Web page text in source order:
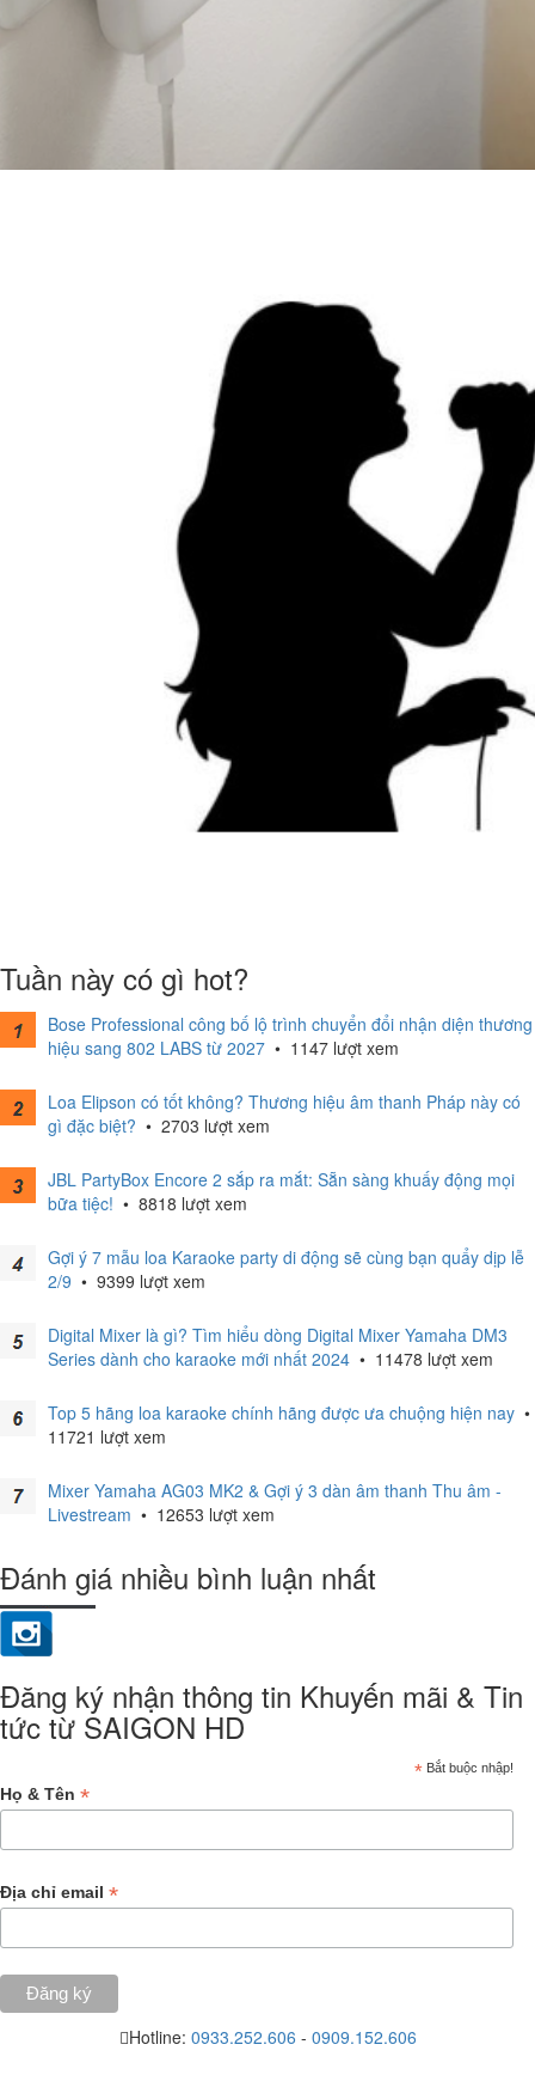
Tuần này có gì hot?
Bose Professional công bố lộ trình chuyển đổi nhận diện thương
hiệu sang 802 LABS từ 2027 • 1147 lượt xem
Loa Elipson có tốt không? Thương hiệu âm thanh Pháp này có
gì đặc biệt? • 2703 lượt xem
JBL PartyBox Encore 2 sắp ra mắt: Sẵn sàng khuấy động mọi
bữa tiệc! • 8818 lượt xem
Gợi ý 7 mẫu loa Karaoke party di động sẽ cùng bạn quẩy dịp lễ
2/9 • 9399 lượt xem
Digital Mixer là gì? Tìm hiểu dòng Digital Mixer Yamaha DM3
Series dành cho karaoke mới nhất 2024 • 11478 lượt xem
Top 5 hãng loa karaoke chính hãng được ưa chuộng hiện nay •
11721 lượt xem
Mixer Yamaha AG03 MK2 & Gợi ý 3 dàn âm thanh Thu âm -
Livestream • 12653 lượt xem
Đánh giá nhiều bình luận nhất
Đăng ký nhận thông tin Khuyến mãi & Tin
tức từ SAIGON HD
* Bắt buộc nhập!
Họ & Tên *
Địa chỉ email *
Hotline: 0933.252.606 - 0909.152.606